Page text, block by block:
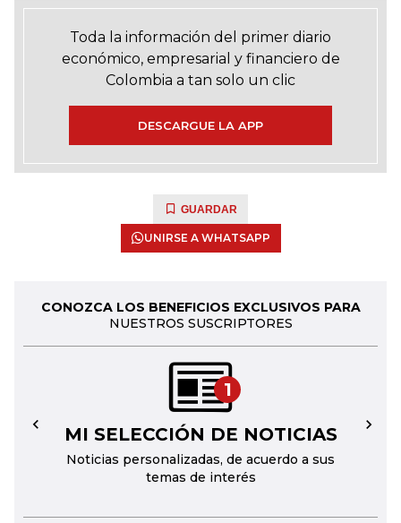
Toda la información del primer diario
económico, empresarial y financiero de
Colombia a tan solo un clic
DESCARGUE LA APP
GUARDAR
UNIRSE A WHATSAPP
CONOZCA LOS BENEFICIOS EXCLUSIVOS PARA
NUESTROS SUSCRIPTORES
1
MI SELECCIÓN DE NOTICIAS
Noticias personalizadas, de acuerdo a sus
temas de interés
← →